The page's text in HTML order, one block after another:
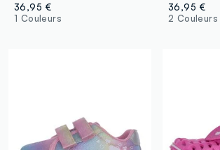
36,95 €
1 Couleurs
36,95 €
2 Couleurs